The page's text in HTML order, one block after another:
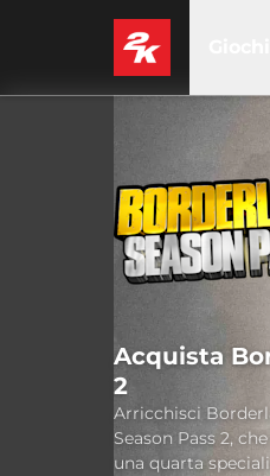
Acquista
2
Arricchisci
Season Pass 2,
una quarta